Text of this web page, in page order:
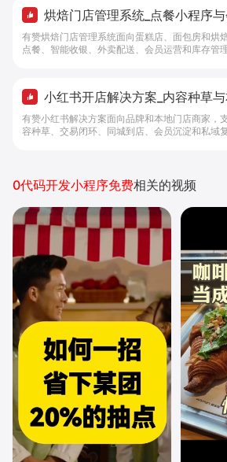
烘焙门店管理系统_点餐小程序
具 - 做生意, 找有赞
有赞烘焙门店管理系统面向蛋糕店、面包房和烘
点餐、智能收银、外卖配送、会员运营和库存管
小红书开店解决方案_内容种草
化工具 - 做生意, 找有赞
有赞小红书解决方案面向品牌和本地门店商家，
容种草、交易闭环、同城到店、会员沉淀和私域
0代码开发小程序免费相关的视频